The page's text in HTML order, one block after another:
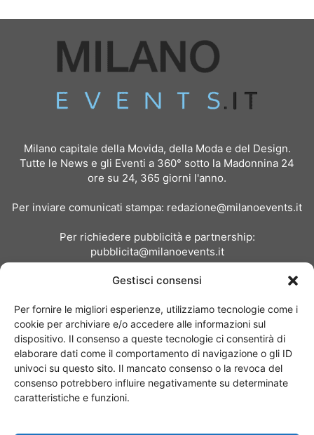
Gestisci consensi
Per fornire le migliori esperienze, utilizziamo tecnologie come i
cookie per archiviare e/o accedere alle informazioni sul
dispositivo. Il consenso a queste tecnologie ci consentirà di
elaborare dati come il comportamento di navigazione o gli ID
univoci su questo sito. Il mancato consenso o la revoca del
consenso potrebbero influire negativamente su determinate
caratteristiche e funzioni.
Milano capitale della Movida, della Moda e del Design.
Tutte le News e gli Eventi a 360° sotto la Madonnina 24
ore su 24, 365 giorni l'anno.
Per inviare comunicati stampa: redazione@milanoevents.it
Per richiedere pubblicità e partnership:
pubblicita@milanoevents.it
Chi siamo I Nostri Clienti